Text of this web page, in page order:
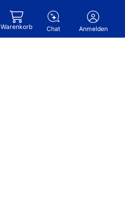
Warenkorb Chat Anmelden